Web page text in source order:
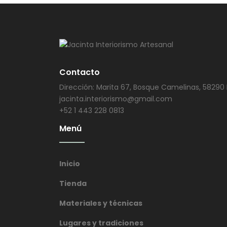
Contacto
Dirección: Marita 67, Bosque Camelinas, 58290
jacinta.interiorismo@gmail.com
+52 1 443 228 0813
Menú
Inicio
Tienda
Materiales y técnicas
Lugares y tradiciones